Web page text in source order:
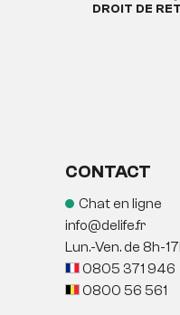
DROIT DE
CONTACT
Chat en ligne
info@delife.fr
Lun.-Ven. de 8h-
0805 371 946
0800 56 561